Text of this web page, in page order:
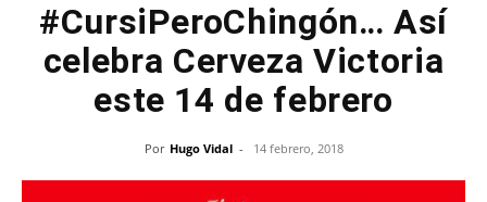
#CursiPeroChingón… Así
celebra Cerveza Victoria
este 14 de febrero
Por Hugo Vidal - 14 febrero, 2018